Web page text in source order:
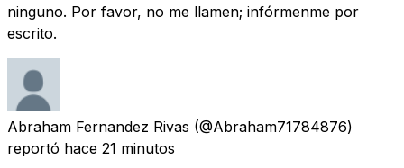
ninguno. Por favor, no me llamen; infórmenme por
escrito.
Abraham Fernandez Rivas (@Abraham71784876)
reportó hace 21 minutos